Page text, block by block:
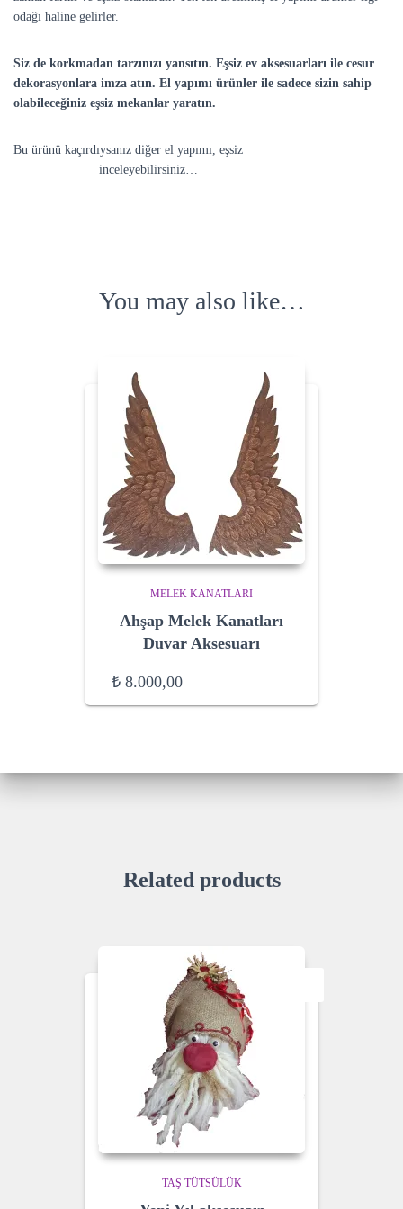
odağı haline gelirler.
Siz de korkmadan tarzınızı yansıtın. Eşsiz ev aksesuarları ile cesur
dekorasyonlara imza atın. El yapımı ürünler ile sadece sizin sahip
olabileceğiniz eşsiz mekanlar yaratın.
Bu ürünü kaçırdıysanız diğer el yapımı, eşsiz
inceleyebilirsiniz…
You may also like…
MELEK KANATLARI
Ahşap Melek Kanatları
Duvar Aksesuarı
₺ 8.000,00
Related products
TAŞ TÜTSÜLÜK